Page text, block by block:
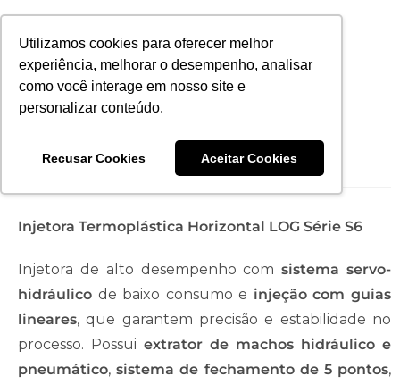
Utilizamos cookies para oferecer melhor
experiência, melhorar o desempenho, analisar
como você interage em nosso site e
personalizar conteúdo.
Recusar Cookies Aceitar Cookies
Injetora LOG160-S6
Injetora Termoplástica Horizontal LOG Série S6
Injetora de alto desempenho comsistema servo-
hidráulico de baixo consumo e injeção com guias
lineares, que garantem precisão e estabilidade no
processo. Possui extrator de machos hidráulico e
pneumático,sistema de fechamento de 5 pontos,